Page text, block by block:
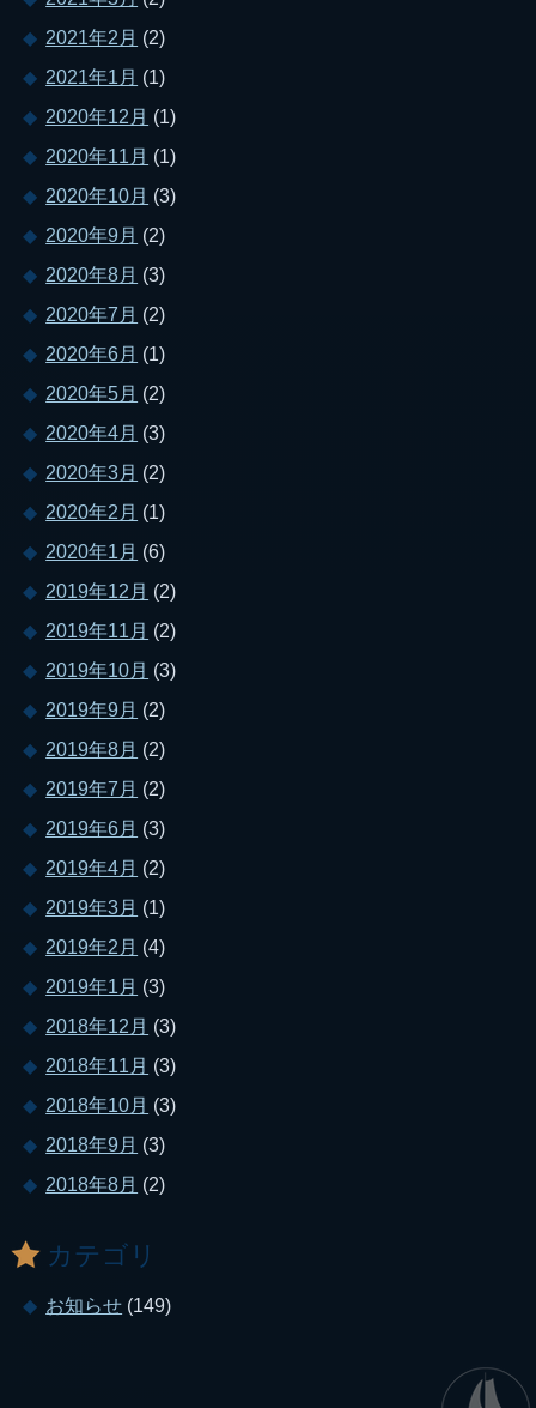
2021年2月 (2)
2021年1月 (1)
2020年12月 (1)
2020年11月 (1)
2020年10月 (3)
2020年9月 (2)
2020年8月 (3)
2020年7月 (2)
2020年6月 (1)
2020年5月 (2)
2020年4月 (3)
2020年3月 (2)
2020年2月 (1)
2020年1月 (6)
2019年12月 (2)
2019年11月 (2)
2019年10月 (3)
2019年9月 (2)
2019年8月 (2)
2019年7月 (2)
2019年6月 (3)
2019年4月 (2)
2019年3月 (1)
2019年2月 (4)
2019年1月 (3)
2018年12月 (3)
2018年11月 (3)
2018年10月 (3)
2018年9月 (3)
2018年8月 (2)
カテゴリ
お知らせ (149)